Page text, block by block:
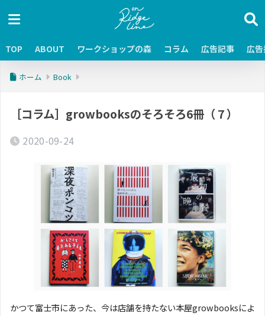
TOP ABOUT ワークショップの森 コラム 広告記事 広
ホーム Book
［コラム］growbooksのそろそろ6冊（ 7 ）
2020-09-24
かつて富士市にあった、今は店舗を持たない本屋growbooksによ